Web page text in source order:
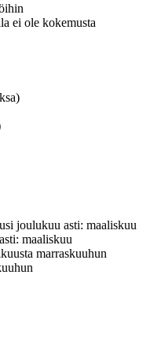
ei ole kokemusta
joulukuu asti: maaliskuu
asti: maaliskuu
marraskuuhun